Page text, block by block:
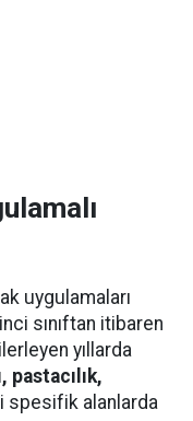
uygulamaları
sınıftan itibaren
yıllarda
pastacılık,
spesifik alanlarda